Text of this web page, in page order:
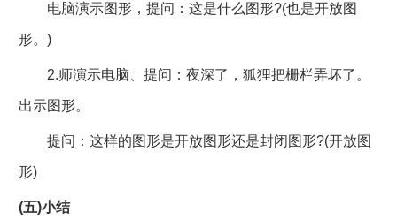
电脑演示图形，提问：这是什么图形?(也是开放图
形。)
2.师演示电脑、提问：夜深了，狐狸把栅栏弄坏了。
出示图形。
提问：这样的图形是开放图形还是封闭图形?(开放图
形)
(五)小结